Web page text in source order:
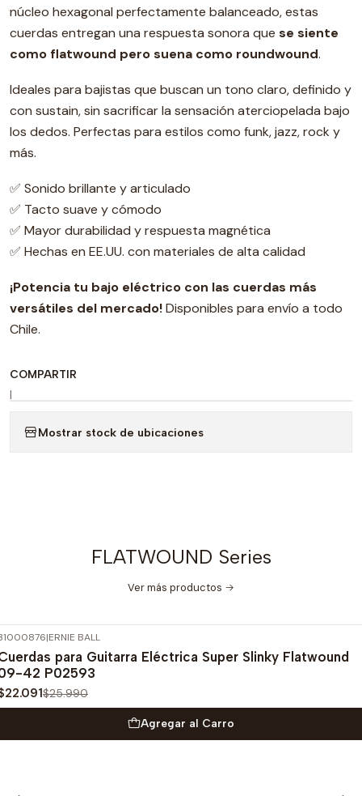
núcleo hexagonal perfectamente balanceado, estas
cuerdas entregan una respuesta sonora que se siente
como flatwound pero suena como roundwound.
Ideales para bajistas que buscan un tono claro, definido y
con sustain, sin sacrificar la sensación aterciopelada bajo
los dedos. Perfectas para estilos como funk, jazz, rock y
más.
✅ Sonido brillante y articulado
✅ Tacto suave y cómodo
✅ Mayor durabilidad y respuesta magnética
✅ Hechas en EE.UU. con materiales de alta calidad
¡Potencia tu bajo eléctrico con las cuerdas más
versátiles del mercado!Disponibles para envío a todo
Chile.
COMPARTIR
|
Mostrar stock de ubicaciones
FLATWOUND Series
Ver más productos
|ERNIE BALL
para Guitarra Eléctrica Super Slinky Flatwound
42 P02593
$25.990
Agregar al Carro